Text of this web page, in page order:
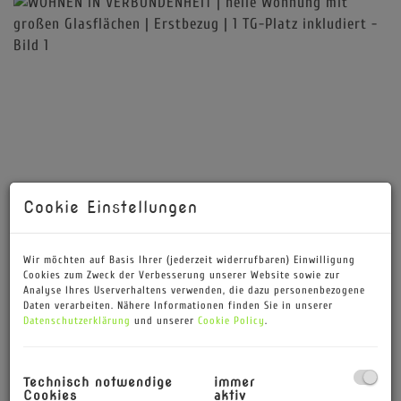
Cookie Einstellungen
Wir möchten auf Basis Ihrer (jederzeit widerrufbaren) Einwilligung
Cookies zum Zweck der Verbesserung unserer Website sowie zur
Analyse Ihres Userverhaltens verwenden, die dazu personenbezogene
Daten verarbeiten. Nähere Informationen finden Sie in unserer
Datenschutzerklärung und unserer Cookie Policy.
Technisch notwendige
Cookies
immer
aktiv